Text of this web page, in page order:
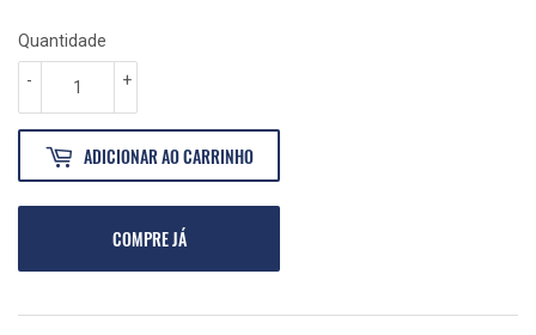
Quantidade
+
-
ADICIONAR AO CARRINHO
COMPRE JÁ